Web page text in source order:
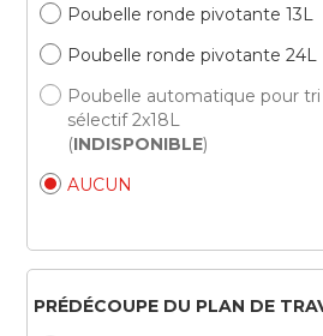
Poubelle ronde pivotante 13L
Poubelle ronde pivotante 24L
Poubelle automatique pour tri
sélectif 2x18L
(INDISPONIBLE)
AUCUN
PRÉDÉCOUPE DU PLAN DE